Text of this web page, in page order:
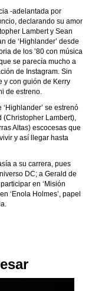
-adelantada por
declarando su amor
Lambert y Sean
de ‘Highlander’ desde
de los ’80 con música
se parecía mucho a
de Instagram. Sin
y con guión de Kerry
de estreno.
se estrenó
(Christopher Lambert),
Altas) escocesas que
y así llegar hasta
a su carrera, pues
DC; a Gerald de
en ‘Misión
‘Enola Holmes’, papel